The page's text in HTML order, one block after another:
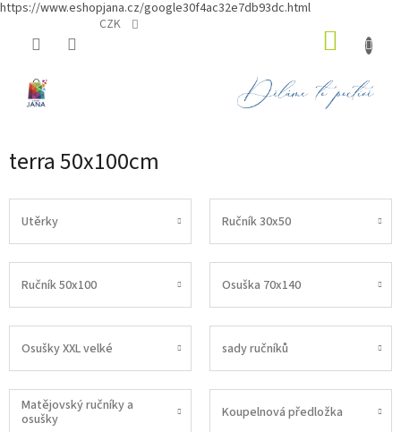
https://www.eshopjana.cz/google30f4ac32e7db93dc.html
CZK
terra 50x100cm
Utěrky Ručník 30x50
Ručník 50x100 Osuška 70x140
Osušky XXL velké sady ručníků
Matějovský ručníky a
osušky
Koupelnová předložka